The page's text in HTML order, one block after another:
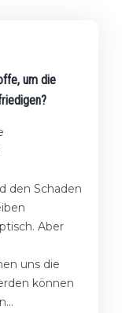
um die
den Schaden
Aber
uns die
können